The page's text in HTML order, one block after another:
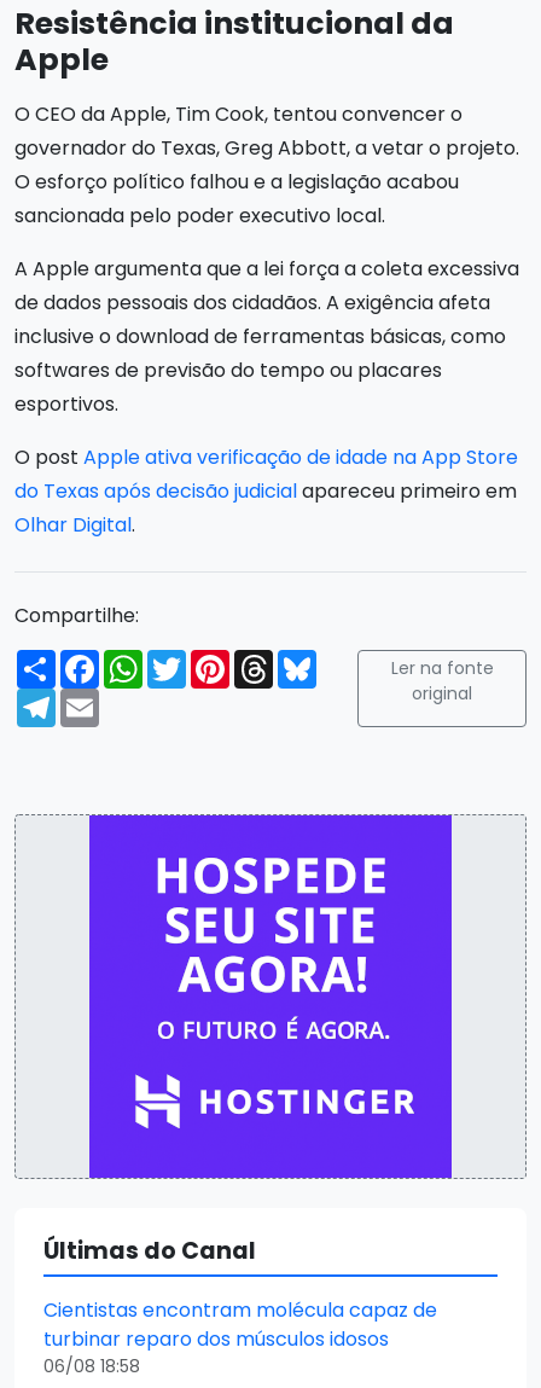
Resistência institucional da
Apple
O CEO da Apple, Tim Cook, tentou convencer o
governador do Texas, Greg Abbott, a vetar o projeto.
O esforço político falhou e a legislação acabou
sancionada pelo poder executivo local.
A Apple argumenta que a lei força a coleta excessiva
de dados pessoais dos cidadãos. A exigência afeta
inclusive o download de ferramentas básicas, como
softwares de previsão do tempo ou placares
esportivos.
O post Apple ativa verificação de idade na App Store
do Texas após decisão judicialapareceu primeiro em
Olhar Digital.
Compartilhe:
Compartilhar
FacebookWhatsApp
TwitterPinterest
ThreadsBluesky
Telegram
Email
Ler na fonte
original
Últimas do Canal
Cientistas encontram molécula capaz de
turbinar reparo dos músculos idosos
06/08 18:58